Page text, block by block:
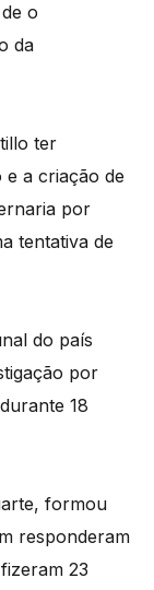
o
da
ter
a criação de
por
tentativa de
do país
por
18
formou
responderam
23